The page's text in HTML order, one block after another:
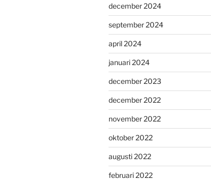
december 2024
september 2024
april 2024
januari 2024
december 2023
december 2022
november 2022
oktober 2022
augusti 2022
februari 2022